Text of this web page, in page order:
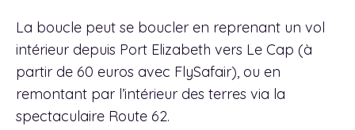
La boucle peut se boucler en reprenant un vol
intérieur depuis Port Elizabeth vers Le Cap (à
partir de 60 euros avec FlySafair), ou en
remontant par l’intérieur des terres via la
spectaculaire Route 62.